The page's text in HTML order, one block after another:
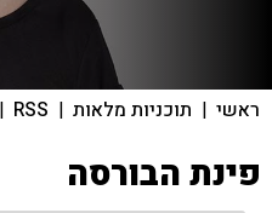
ראשי | תוכניות מלאות |
RSS
|
פינת הבורסה